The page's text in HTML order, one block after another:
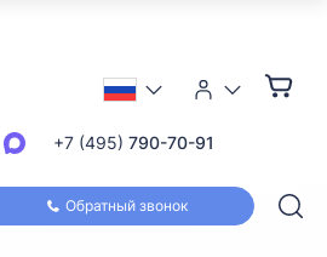
Обратный звонок
+7 (495) 790-70-91